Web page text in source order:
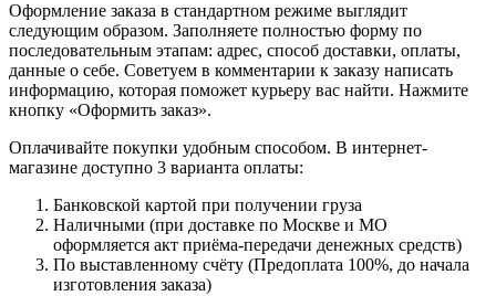
Оформление заказа в стандартном режиме выглядит
следующим образом. Заполняете полностью форму по
последовательным этапам: адрес, способ доставки, оплаты,
данные о себе. Советуем в комментарии к заказу написать
информацию, которая поможет курьеру вас найти. Нажмите
кнопку «Оформить заказ».
Оплачивайте покупки удобным способом. В интернет-
магазине доступно 3 варианта оплаты:
Банковской картой при получении груза
Наличными (при доставке по Москве и МО
оформляется акт приёма-передачи денежных средств)
По выставленному счёту (Предоплата 100%, до начала
изготовления заказа)